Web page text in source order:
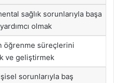
sağlık sorunlarıyla başa
olmak
öğrenme süreçlerini
ve geliştirmek
sorunlarıyla baş